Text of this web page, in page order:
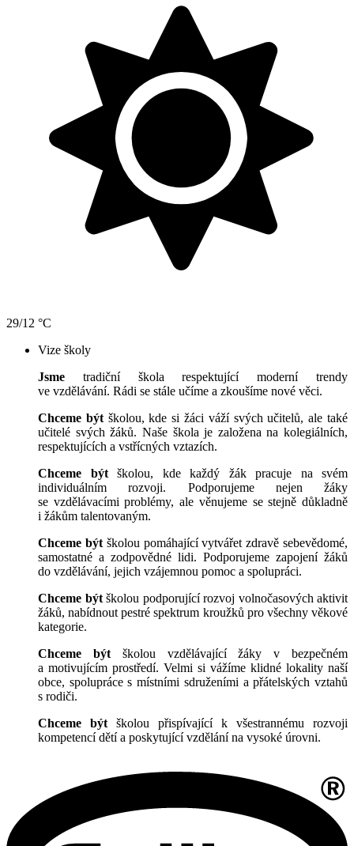
29/12 °C
Vize školy
Jsme tradiční škola respektující moderní trendy
ve vzdělávání. Rádi se stále učíme a zkoušíme nové věci.
Chceme býtškolou, kde si žáci váží svých učitelů, ale také
učitelé svých žáků. Naše škola je založena na kolegiálních,
respektujících a vstřícných vztazích.
Chceme býtškolou, kde každý žák pracuje na svém
individuálním rozvoji. Podporujeme nejen žáky
se vzdělávacími problémy, ale věnujeme se stejně důkladně
i žákům talentovaným.
Chceme býtškolou pomáhající vytvářet zdravě sebevědomé,
samostatné a zodpovědné lidi. Podporujeme zapojení žáků
do vzdělávání, jejich vzájemnou pomoc a spolupráci.
Chceme být školou podporující rozvoj volnočasových aktivit
žáků, nabídnout pestré spektrum kroužků pro všechny věkové
kategorie.
Chceme býtškolou vzdělávající žáky v bezpečném
a motivujícím prostředí. Velmi si vážíme klidné lokality naší
obce, spolupráce s místními sdruženími a přátelských vztahů
s rodiči.
Chceme být školou přispívající k všestrannému rozvoji
kompetencí dětí a poskytující vzdělání na vysoké úrovni.